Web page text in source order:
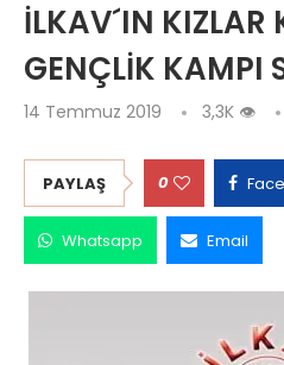
İLKAV´IN KIZLAR
GENÇLİK KAMPI
14 Temmuz 2019 3,3K 👁
PAYLAŞ 0
Whatsapp Email